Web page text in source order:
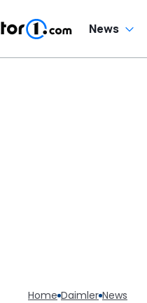
News
Home Daimler News